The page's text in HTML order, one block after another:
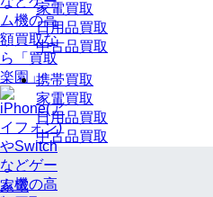
家電買取
日用品買取
中古品買取
携帯買取
家電買取
日用品買取
中古品買取
家電